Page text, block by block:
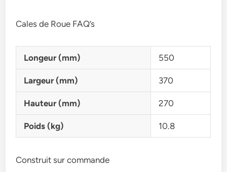
Cales de Roue FAQ’s
Longeur (mm) 550
Largeur (mm) 370
Hauteur (mm) 270
Poids (kg) 10.8
Construit sur commande